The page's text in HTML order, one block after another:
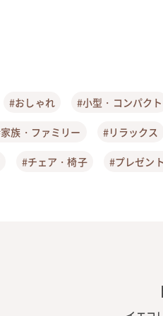
#おしゃれ #小型・コンパクト
族・ファミリー #リラックス
#チェア・椅子 #プレゼン